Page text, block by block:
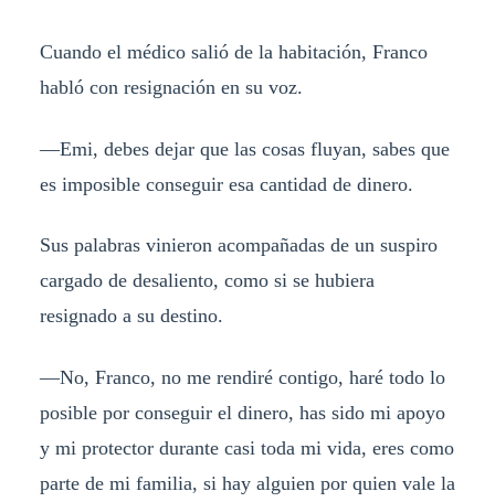
Cuando el médico salió de la habitación, Franco
habló con resignación en su voz.
—Emi, debes dejar que las cosas fluyan, sabes que
es imposible conseguir esa cantidad de dinero.
Sus palabras vinieron acompañadas de un suspiro
cargado de desaliento, como si se hubiera
resignado a su destino.
—No, Franco, no me rendiré contigo, haré todo lo
posible por conseguir el dinero, has sido mi apoyo
y mi protector durante casi toda mi vida, eres como
parte de mi familia, si hay alguien por quien vale la